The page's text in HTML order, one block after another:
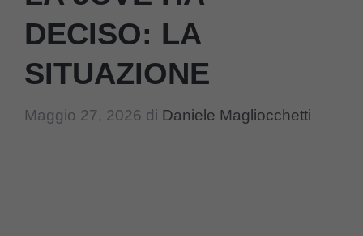
DECISO: LA
SITUAZIONE
Maggio 27, 2026 di Daniele Magliocchetti